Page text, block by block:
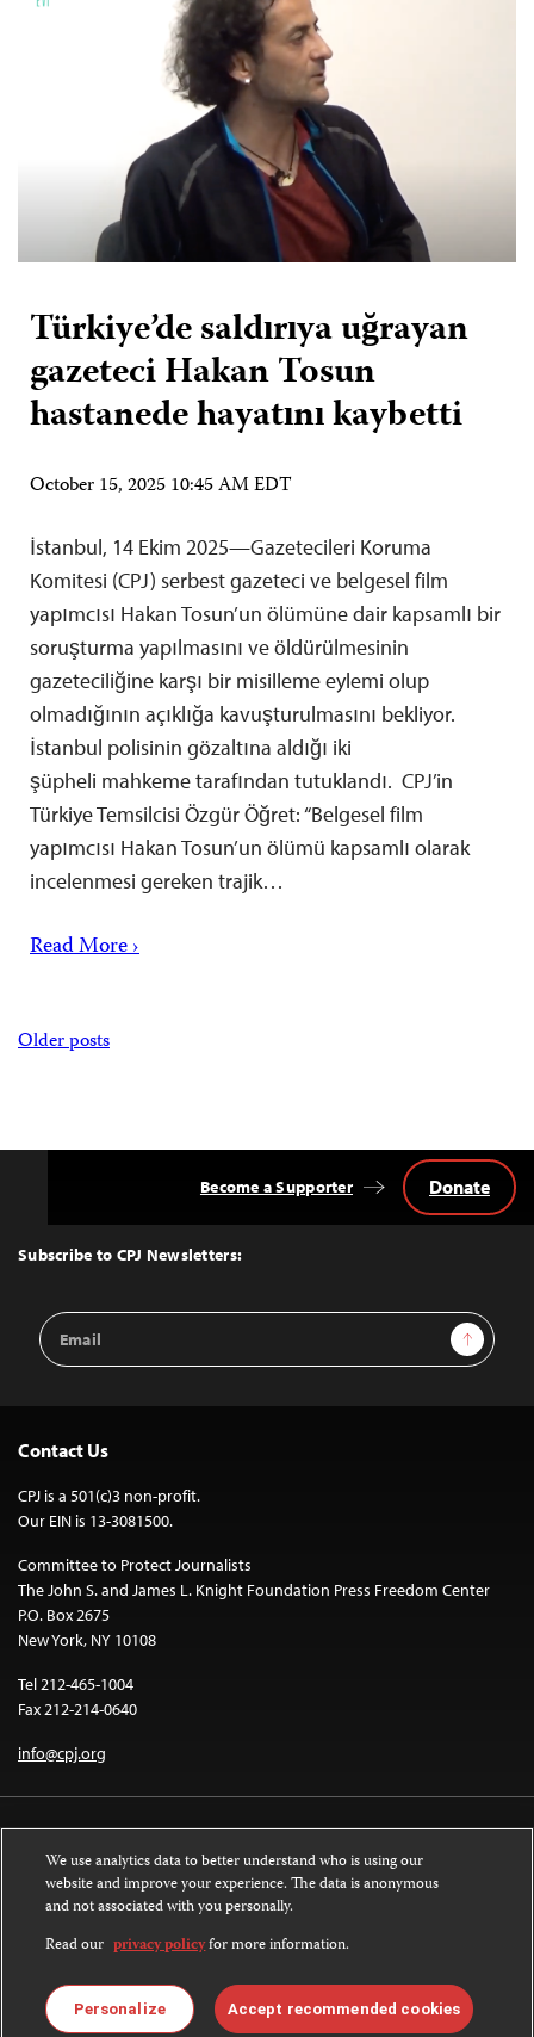
Türkiye’de saldırıya uğrayan
gazeteci Hakan Tosun
hastanede hayatını kaybetti
October 15, 2025 10:45 AM EDT
İstanbul, 14 Ekim 2025—Gazetecileri Koruma
Komitesi (CPJ) serbest gazeteci ve belgesel film
yapımcısı Hakan Tosun’un ölümüne dair kapsamlı bir
soruşturma yapılmasını ve öldürülmesinin
gazeteciliğine karşı bir misilleme eylemi olup
olmadığının açıklığa kavuşturulmasını bekliyor.
İstanbul polisinin gözaltına aldığı iki
şüpheli mahkeme tarafından tutuklandı. CPJ’in
Türkiye Temsilcisi Özgür Öğret: “Belgesel film
yapımcısı Hakan Tosun’un ölümü kapsamlı olarak
incelenmesi gereken trajik…
Read More ›
Posts
Older posts
Top
Subscribe to CPJ Newsletters:
Email
Address
Sign Up
Become a Supporter Donate
Contact Us
CPJ is a 501(c)3 non-profit.
Our EIN is 13-3081500.
Committee to Protect Journalists
The John S. and James L. Knight Foundation Press Freedom Center
P.O. Box 2675
New York, NY 10108
Tel 212-465-1004
Fax 212-214-0640
info@cpj.org
Except where noted, text on this website is licensed under a
License.
Images and other media are not covered by the Creative Commons license.
For more information about permissions, see ourFAQs.
We use analytics data to better understand who is using our
website and improve your experience. The data is anonymous
and not associated with you personally.
Read our privacy policyfor more information.
Personalize Accept recommended cookies